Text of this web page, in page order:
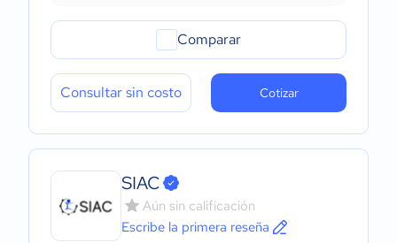
Comparar
Consultar sin costo Cotizar
SIAC
Aún sin calificación
Escribe la primera reseña